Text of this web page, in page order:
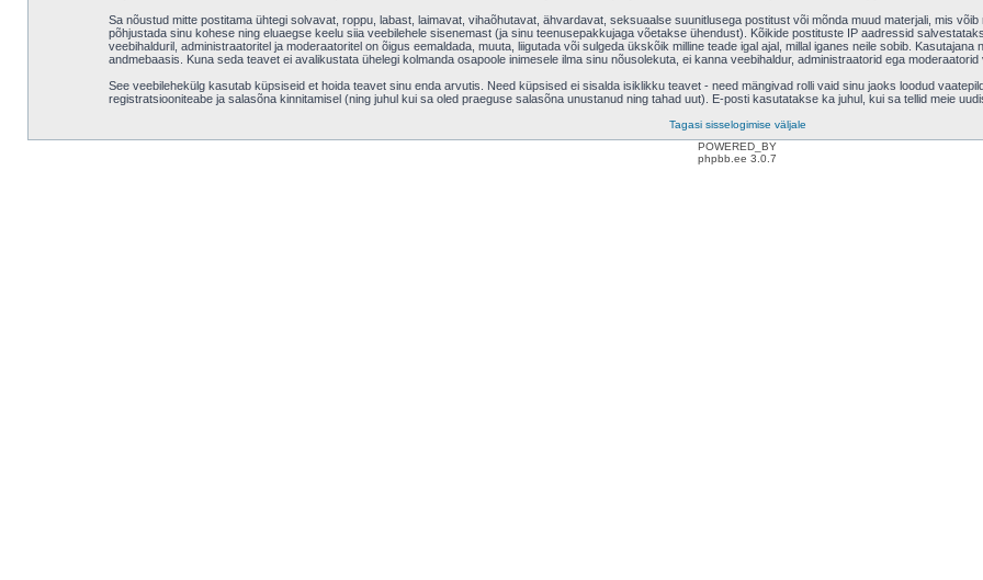
Sa nõustud mitte postitama ühtegi solvavat, roppu, labast, laimavat, vihaõhutavat, ähvardavat, seksuaalse suunitlusega postitust või mõnda muud materjali, mis
põhjustada sinu kohese ning eluaegse keelu siia veebilehele sisenemast (ja sinu teenusepakkujaga võetakse ühendust). Kõikide postituste IP aadressid
veebihalduril, administraatoritel ja moderaatoritel on õigus eemaldada, muuta, liigutada või sulgeda ükskõik milline teade igal ajal, millal iganes neile sobib.
andmebaasis. Kuna seda teavet ei avalikustata ühelegi kolmanda osapoole inimesele ilma sinu nõusolekuta, ei kanna veebihaldur, administraatorid ega
See veebilehekülg kasutab küpsiseid et hoida teavet sinu enda arvutis. Need küpsised ei sisalda isiklikku teavet - need mängivad rolli vaid sinu jaoks loodud
registratsiooniteabe ja salasõna kinnitamisel (ning juhul kui sa oled praeguse salasõna unustanud ning tahad uut). E-posti kasutatakse ka juhul, kui sa tellid meie
Tagasi sisselogimise väljale
POWERED_BY
phpbb.ee 3.0.7